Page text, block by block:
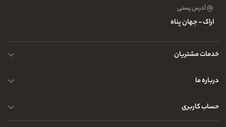
آدرس پستی
اراک - جهان پناه
خدمات مشتریان
حریم خصوصی کاربران
تماس با ما
درباره ما
سوالات متداول
آدرس فروشگاه
حساب کاربری